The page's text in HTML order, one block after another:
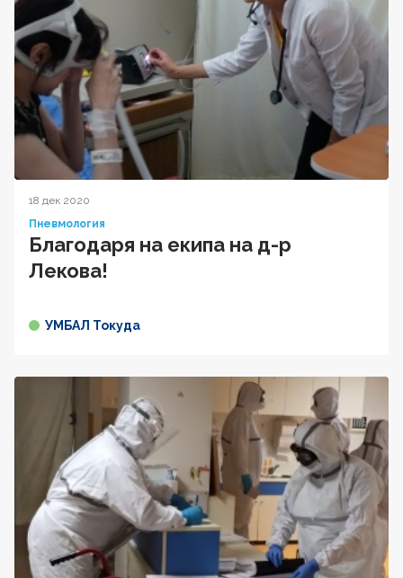
18 дек 2020
Пневмология
Благодаря на екипа на д-р
Лекова!
УМБАЛ Токуда